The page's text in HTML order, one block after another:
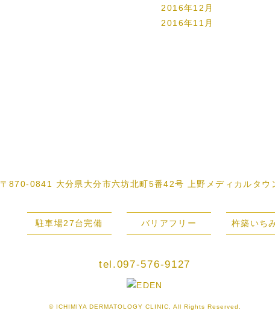
2016年12月
2016年11月
〒870-0841 大分県大分市六坊北町5番42号 上野メディカルタウ
駐車場27台完備 バリアフリー 杵築いち
tel.097-576-9127
© ICHIMIYA DERMATOLOGY CLINIC, All Rights Reserved.